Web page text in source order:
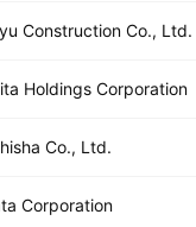
Construction Co., Ltd.
Holdings Corporation
Co., Ltd.
Corporation